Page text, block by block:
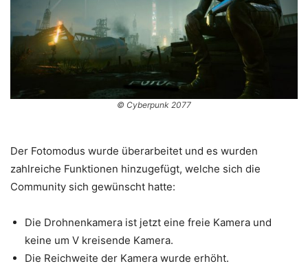
© Cyberpunk 2077
Der Fotomodus wurde überarbeitet und es wurden
zahlreiche Funktionen hinzugefügt, welche sich die
Community sich gewünscht hatte:
Die Drohnenkamera ist jetzt eine freie Kamera und
keine um V kreisende Kamera.
Die Reichweite der Kamera wurde erhöht.